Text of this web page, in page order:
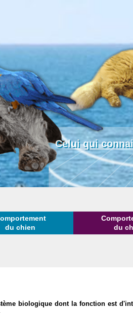
Celui qui
du chien
du
biologique dont la fonction est